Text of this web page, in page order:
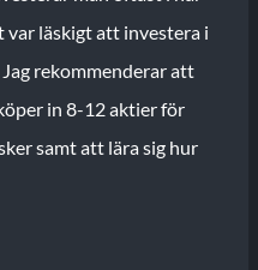
var läskigt att investera i
rekommenderar att
in 8-12 aktier för
samt att lära sig hur